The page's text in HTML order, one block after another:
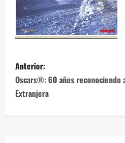
Anterior:
Oscars®: 60 años reconociendo
Extranjera